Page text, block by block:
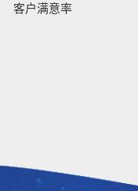
客户满意率